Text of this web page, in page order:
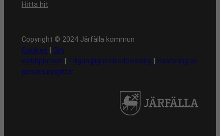
Hitta hit
Copyright © 2024 Järfälla kommun
Cookies
Om
webbplatsen
Tillgänglighetsredovisning
Hantering av
personuppgifter